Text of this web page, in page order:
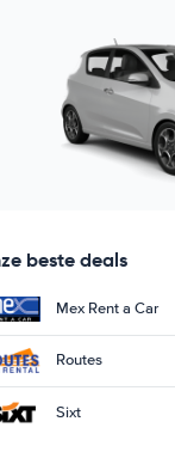
beste deals
Mex Rent a Car
Routes
Sixt